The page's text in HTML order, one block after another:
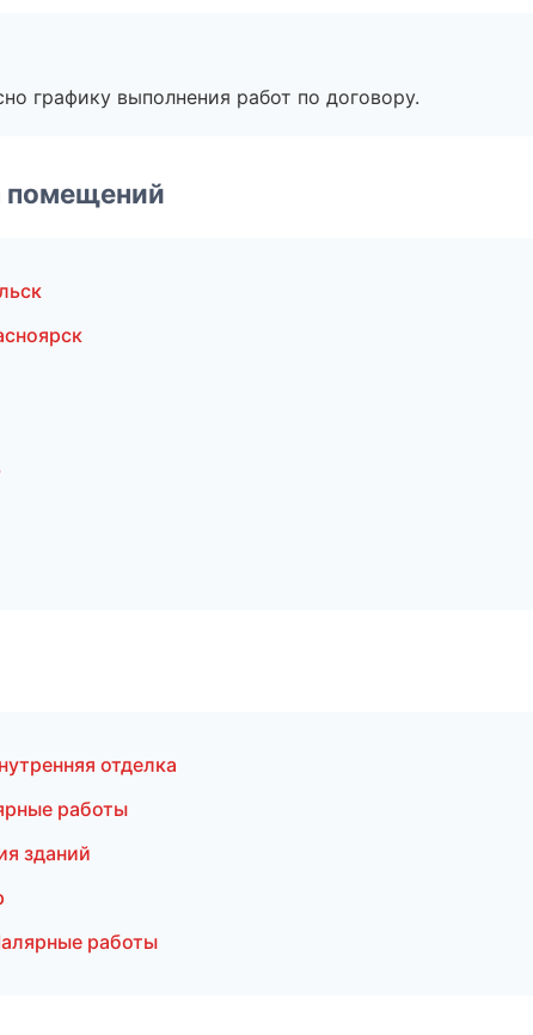
графику выполнения работ по договору.
помещений
отделка
работы
зданий
работы